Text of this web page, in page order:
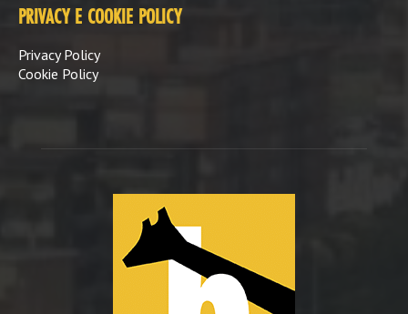
PRIVACY E COOKIE POLICY
Privacy Policy
Cookie Policy